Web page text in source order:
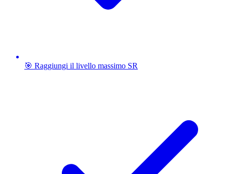
🎯 Raggiungi il livello massimo SR